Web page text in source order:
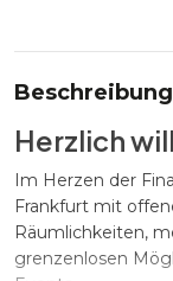
Beschreibung
Herzlich
Im Herzen der
Frankfurt mit
Räumlichkeiten,
grenzenlosen